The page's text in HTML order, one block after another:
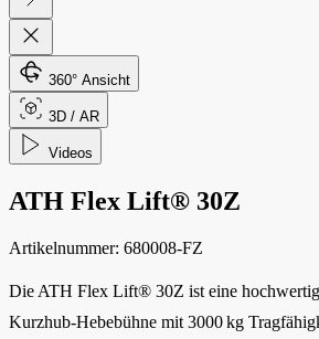
360° Ansicht
3D / AR
Videos
ATH Flex Lift® 30Z
Artikelnummer: 680008-FZ
Die ATH Flex Lift® 30Z ist eine
Kurzhub-Hebebühne mit 3000 kg